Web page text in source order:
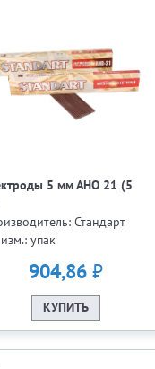
5 мм АНО 21 (5
Стандарт
упак
904,86₽
КУПИТЬ